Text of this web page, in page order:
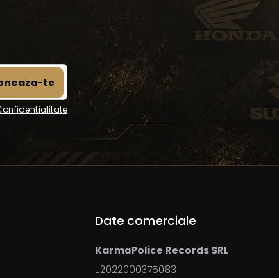
Date comerciale
KarmaPolice Records SRL
J2022000375083